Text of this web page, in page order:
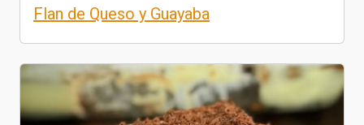
Flan de Queso y Guayaba